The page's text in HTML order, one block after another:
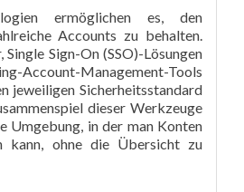
ermöglichen es, den
Accounts zu behalten.
Sign-On (SSO)-Lösungen
Account-Management-Tools
jeweiligen Sicherheitsstandard
dieser Werkzeuge
Umgebung, in der man Konten
kann, ohne die Übersicht zu